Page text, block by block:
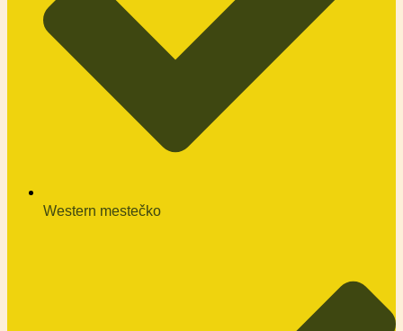
Western mestečko